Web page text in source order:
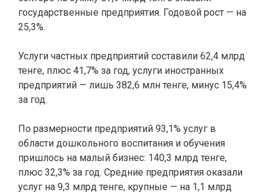
государственные предприятия. Годовой рост — на
25,3%.
Услуги частных предприятий составили 62,4 млрд
тенге, плюс 41,7% за год, услуги иностранных
предприятий — лишь 382,6 млн тенге, минус 15,4%
за год.
По размерности предприятий 93,1% услуг в
области дошкольного воспитания и обучения
пришлось на малый бизнес: 140,3 млрд тенге,
плюс 32,3% за год. Средние предприятия оказали
услуг на 9,3 млрд тенге, крупные — на 1,1 млрд